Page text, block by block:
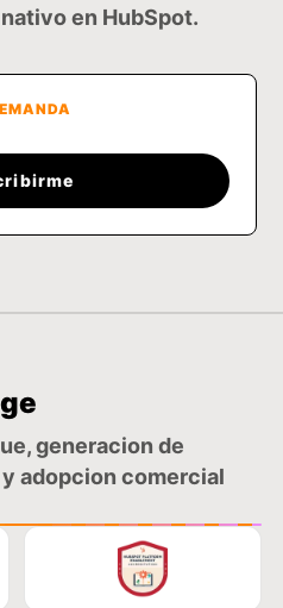
en HubSpot.
generacion de
adopcion comercial